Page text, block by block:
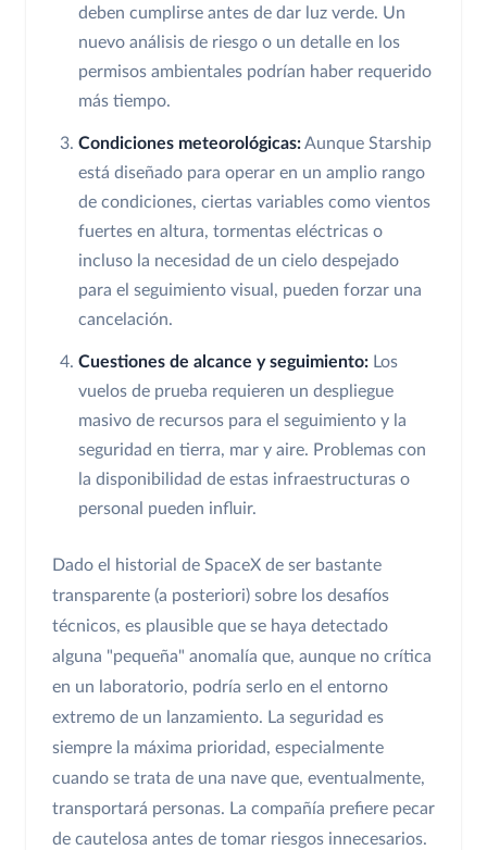
deben cumplirse antes de dar luz verde. Un
nuevo análisis de riesgo o un detalle en los
permisos ambientales podrían haber requerido
más tiempo.
Condiciones meteorológicas:Aunque Starship
está diseñado para operar en un amplio rango
de condiciones, ciertas variables como vientos
fuertes en altura, tormentas eléctricas o
incluso la necesidad de un cielo despejado
para el seguimiento visual, pueden forzar una
cancelación.
Cuestiones de alcance y seguimiento: Los
vuelos de prueba requieren un despliegue
masivo de recursos para el seguimiento y la
seguridad en tierra, mar y aire. Problemas con
la disponibilidad de estas infraestructuras o
personal pueden influir.
Dado el historial de SpaceX de ser bastante
transparente (a posteriori) sobre los desafíos
técnicos, es plausible que se haya detectado
alguna "pequeña" anomalía que, aunque no crítica
en un laboratorio, podría serlo en el entorno
extremo de un lanzamiento. La seguridad es
siempre la máxima prioridad, especialmente
cuando se trata de una nave que, eventualmente,
transportará personas. La compañía prefiere pecar
de cautelosa antes de tomar riesgos innecesarios.